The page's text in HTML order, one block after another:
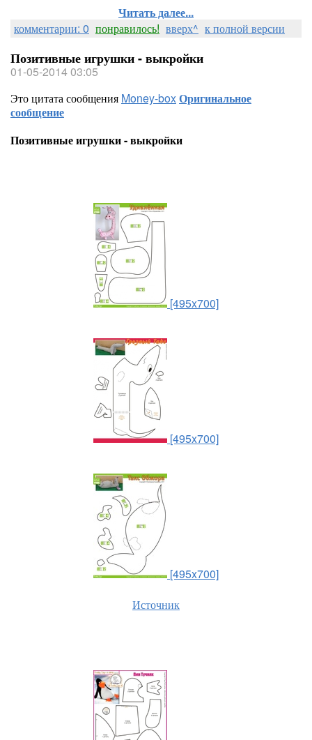
Читать далее...
комментарии: 0 понравилось! вверх^ к полной версии
Позитивные игрушки - выкройки
01-05-2014 03:05
Это цитата сообщения Money-boxОригинальное
сообщение
Позитивные игрушки - выкройки
[495x700]
[495x700]
[495x700]
Источник